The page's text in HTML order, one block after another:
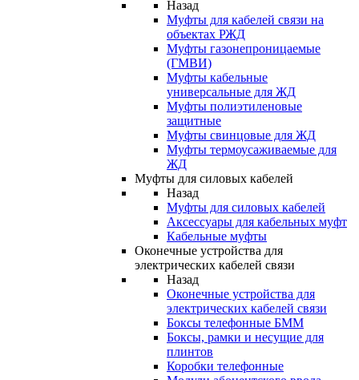
Назад
Муфты для кабелей связи на
объектах РЖД
Муфты газонепроницаемые
(ГМВИ)
Муфты кабельные
универсальные для ЖД
Муфты полиэтиленовые
защитные
Муфты свинцовые для ЖД
Муфты термоусаживаемые для
ЖД
Муфты для силовых кабелей
Назад
Муфты для силовых кабелей
Аксессуары для кабельных муфт
Кабельные муфты
Оконечные устройства для
электрических кабелей связи
Назад
Оконечные устройства для
электрических кабелей связи
Боксы телефонные БММ
Боксы, рамки и несущие для
плинтов
Коробки телефонные